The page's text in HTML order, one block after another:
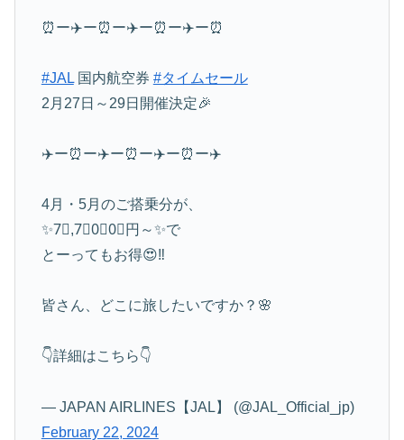
⏰ー✈️ー⏰ー✈️ー⏰ー✈️ー⏰
#JAL国内航空券 #タイムセール
2月27日～29日開催決定🎉
✈️ー⏰ー✈️ー⏰ー✈️ー⏰ー✈️
4月・5月のご搭乗分が、
✨7⃣,7⃣0⃣0⃣円～✨で
とーってもお得😍‼️
皆さん、どこに旅したいですか？🌸
👇詳細はこちら👇
— JAPAN AIRLINES【JAL】 (@JAL_Official_jp)
February 22, 2024